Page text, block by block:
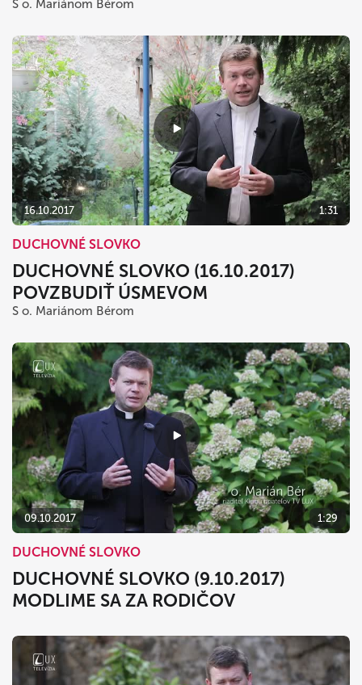
S o. Mariánom Bérom
16.10.2017 1:31
DUCHOVNÉ SLOVKO
DUCHOVNÉ SLOVKO (16.10.2017)
POVZBUDIŤ ÚSMEVOM
S o. Mariánom Bérom
09.10.2017 1:29
DUCHOVNÉ SLOVKO
DUCHOVNÉ SLOVKO (9.10.2017)
MODLIME SA ZA RODIČOV